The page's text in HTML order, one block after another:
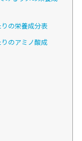
の栄養成分表
のアミノ酸成